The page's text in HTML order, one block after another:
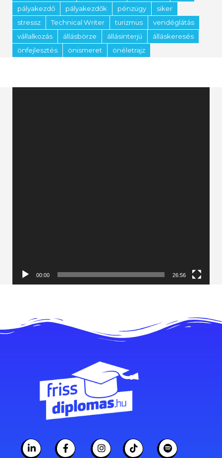
pályakezdő
pályakezdők pénzügy
siker
stressz
Technical Writer turizmus
vendéglátás
vállalkozás
állásbörze állásinterjú
álláskeresés
önfejlesztés
önismeret önéletrajz
00:00 26:56